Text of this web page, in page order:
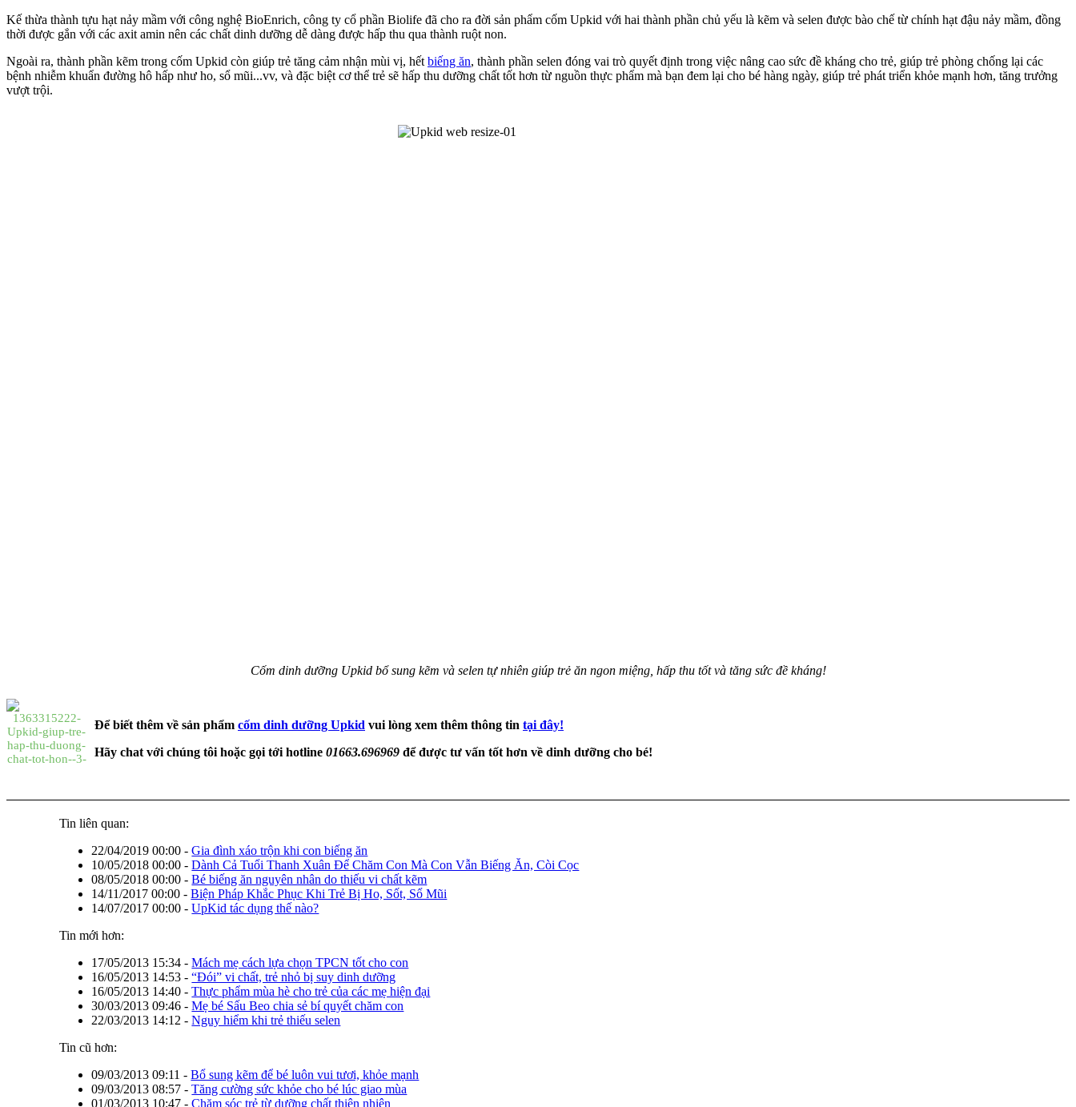
Kế thừa thành tựu hạt nảy mầm với công nghệ BioEnrich, công ty cổ phần Biolife đã cho ra đời sản phẩm cốm Upkid với hai thành phần chủ yếu là kẽm và selen được bào chế từ chính hạt đậu nảy mầm, đồng
thời được gắn với các axit amin nên các chất dinh dưỡng dễ dàng được hấp thu qua thành ruột non.
Ngoài ra, thành phần kẽm trong cốm Upkid còn giúp trẻ tăng cảm nhận mùi vị, hết biếng ăn, thành phần selen đóng vai trò quyết định trong việc nâng cao sức đề kháng cho trẻ, giúp trẻ phòng chống lại các
bệnh nhiễm khuẩn đường hô hấp như ho, sổ mũi...vv, và đặc biệt cơ thể trẻ sẽ hấp thu dưỡng chất tốt hơn từ nguồn thực phẩm mà bạn đem lại cho bé hàng ngày, giúp trẻ phát triển khỏe mạnh hơn, tăng trưởng
vượt trội.
Cốm dinh dưỡng Upkid bổ sung kẽm và selen tự nhiên giúp trẻ ăn ngon miệng, hấp thu tốt và tăng sức đề kháng!
Để biết thêm về sản phẩm cốm dinh dưỡng Upkid vui lòng xem thêm thông tin tại đây!
Hãy chat với chúng tôi hoặc gọi tới hotline 01663.696969 để được tư vấn tốt hơn về dinh dưỡng cho bé!
Tin liên quan:
22/04/2019 00:00 -Gia đình xáo trộn khi con biếng ăn
10/05/2018 00:00 -Dành Cả Tuổi Thanh Xuân Để Chăm Con Mà Con Vẫn Biếng Ăn, Còi Cọc
08/05/2018 00:00 -Bé biếng ăn nguyên nhân do thiếu vi chất kẽm
14/11/2017 00:00 -Biện Pháp Khắc Phục Khi Trẻ Bị Ho, Sốt, Sổ Mũi
14/07/2017 00:00 -UpKid tác dụng thế nào?
Tin mới hơn:
17/05/2013 15:34 -Mách mẹ cách lựa chọn TPCN tốt cho con
16/05/2013 14:53 -“Đói” vi chất, trẻ nhỏ bị suy dinh dưỡng
16/05/2013 14:40 -Thực phẩm mùa hè cho trẻ của các mẹ hiện đại
30/03/2013 09:46 -Mẹ bé Sấu Beo chia sẻ bí quyết chăm con
22/03/2013 14:12 -Nguy hiểm khi trẻ thiếu selen
Tin cũ hơn:
09/03/2013 09:11 -Bổ sung kẽm để bé luôn vui tươi, khỏe mạnh
09/03/2013 08:57 -Tăng cường sức khỏe cho bé lúc giao mùa
01/03/2013 10:47 -Chăm sóc trẻ từ dưỡng chất thiên nhiên